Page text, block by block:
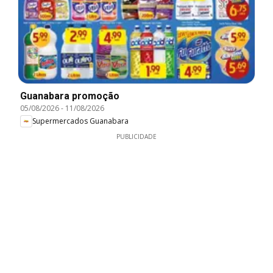
Guanabara promoção
05/08/2026- 11/08/2026
Supermercados Guanabara
PUBLICIDADE